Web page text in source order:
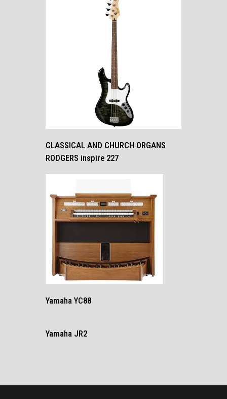
CLASSICAL AND CHURCH ORGANS
RODGERS inspire 227
Yamaha YC88
Yamaha JR2